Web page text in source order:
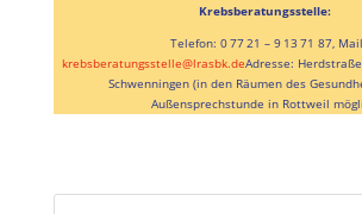
Krebsberatungsstelle:
Telefon: 0 77 21 – 9 13 71 87, Mail
krebsberatungsstelle@lrasbk.deAdresse:
Schwenningen (in den Räumen des
Außensprechstunde in Rottweil